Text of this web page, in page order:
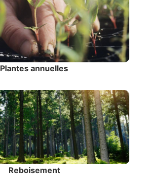
Plantes annuelles
Reboisement